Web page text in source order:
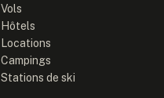
Vols
Hôtels
Locations
Campings
Stations de ski